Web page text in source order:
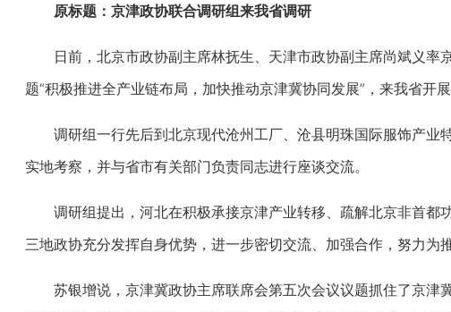
原标题：京津政协联合调研组来我省调研
日前，北京市政协副主席林抚生、天津市政协副主席尚斌义率
题“积极推进全产业链布局，加快推动京津冀协同发展”，来我省开
调研组一行先后到北京现代沧州工厂、沧县明珠国际服饰产业
实地考察，并与省市有关部门负责同志进行座谈交流。
调研组提出，河北在积极承接京津产业转移、疏解北京非首都
三地政协充分发挥自身优势，进一步密切交流、加强合作，努力为
苏银增说，京津冀政协主席联席会第五次会议议题抓住了京津